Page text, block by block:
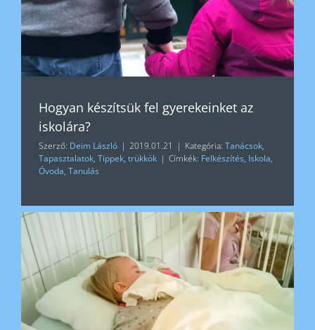
Hogyan készítsük fel gyerekeinket az
iskolára?
Szerző: Deim László | 2019.01.21 | Kategória: Tanácsok,
Tapasztalatok, Tippek, trükkök | Címkék: Felkészítés, Iskola,
Óvoda, Tanulás